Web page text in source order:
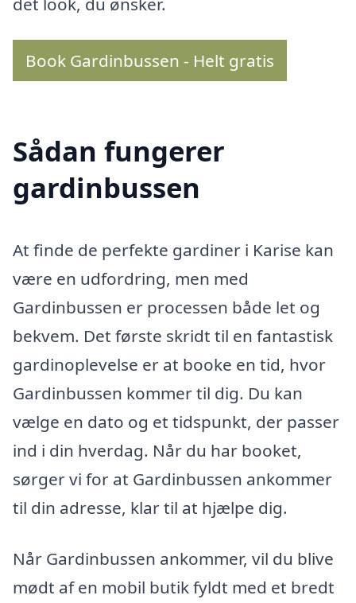
Book Gardinbussen - Helt gratis
Sådan fungerer
gardinbussen
At finde de perfekte gardiner i Karise kan
være en udfordring, men med
Gardinbussen er processen både let og
bekvem. Det første skridt til en fantastisk
gardinoplevelse er at booke en tid, hvor
Gardinbussen kommer til dig. Du kan
vælge en dato og et tidspunkt, der passer
ind i din hverdag. Når du har booket,
sørger vi for at Gardinbussen ankommer
til din adresse, klar til at hjælpe dig.
Når Gardinbussen ankommer, vil du blive
mødt af en mobil butik fyldt med et bredt